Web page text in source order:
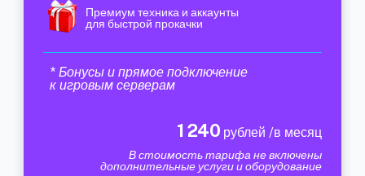
Премиум техника и аккаунты
для быстрой прокачки
* Бонусы и прямое подключение
к игровым серверам
1 240 рублей /в месяц
В стоимость тарифа не включены
дополнительные услуги и оборудование